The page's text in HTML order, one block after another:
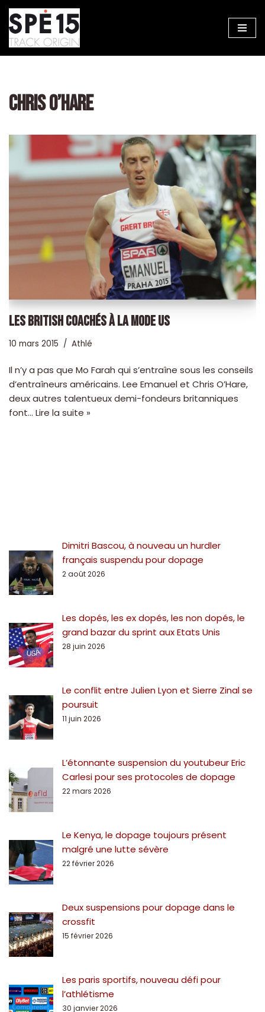
Aller
au
CHRIS O’HARE
LES BRITISH COACHÉS À LA MODE US
10 mars 2015 Athlé
Il n’y a pas que Mo Farah qui s’entraîne sous les conseils
d’entraîneurs américains. Lee Emanuel et Chris O’Hare,
deux autres talentueux demi-fondeurs britanniques
font… Lire la suite »
Dimitri Bascou, à nouveau un hurdler
français suspendu pour dopage
2 août 2026
Les dopés, les ex dopés, les non dopés, le
grand bazar du sprint aux Etats Unis
28 juin 2026
Le conflit entre Julien Lyon et Sierre Zinal se
poursuit
11 juin 2026
L’étonnante suspension du youtubeur Eric
Carlesi pour ses protocoles de dopage
22 mars 2026
Le Kenya, le dopage toujours présent
malgré une lutte sévère
22 février 2026
Deux suspensions pour dopage dans le
crossfit
15 février 2026
Les paris sportifs, nouveau défi pour
l’athlétisme
30 janvier 2026